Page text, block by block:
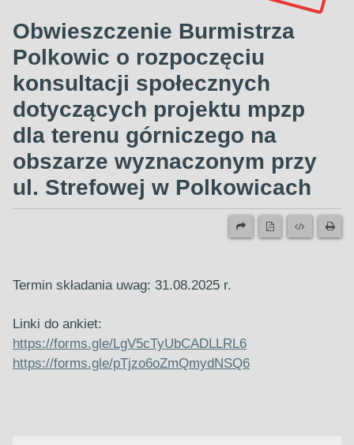
Obwieszczenie Burmistrza
Polkowic o rozpoczęciu
konsultacji społecznych
dotyczących projektu mpzp
dla terenu górniczego na
obszarze wyznaczonym przy
ul. Strefowej w Polkowicach
Termin składania uwag: 31.08.2025 r.
Linki do ankiet:
https://forms.gle/LgV5cTyUbCADLLRL6
https://forms.gle/pTjzo6oZmQmydNSQ6